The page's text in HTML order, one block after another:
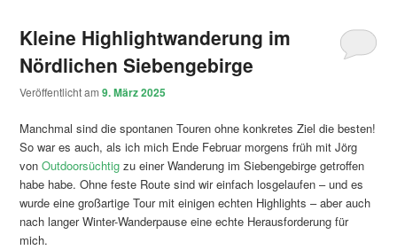
Kleine Highlightwanderung im
Nördlichen Siebengebirge
Veröffentlicht am9. März 2025
Manchmal sind die spontanen Touren ohne konkretes Ziel die besten!
So war es auch, als ich mich Ende Februar morgens früh mit Jörg
vonOutdoorsüchtig zu einer Wanderung im Siebengebirge getroffen
habe habe. Ohne feste Route sind wir einfach losgelaufen – und es
wurde eine großartige Tour mit einigen echten Highlights – aber auch
nach langer Winter-Wanderpause eine echte Herausforderung für
mich.